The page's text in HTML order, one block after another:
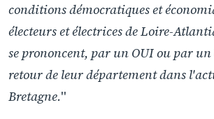
conditions démocratiques et
électeurs et électrices de Loire-
se prononcent, par un OUI ou par un
retour de leur département dans
Bretagne."